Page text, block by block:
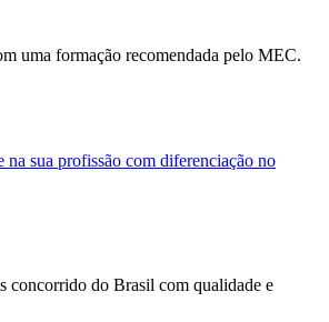
uma formação recomendada pelo MEC.
na sua profissão com diferenciação no
concorrido do Brasil com qualidade e